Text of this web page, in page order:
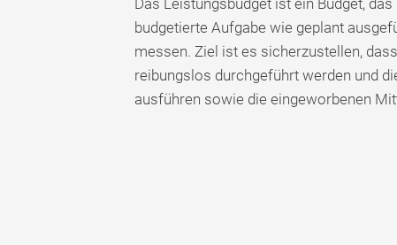
budgetierte Aufgabe wie geplant
messen. Ziel ist es sicherzustellen,
reibungslos durchgeführt werden und
ausführen sowie die eingeworbenen